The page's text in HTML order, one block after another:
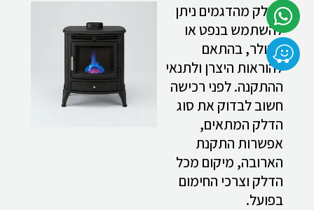
בחלק מהדגמים ניתן
להשתמש בנפט או
בסולר, בהתאם
להוראות היצרן ולתנאי
ההתקנה. לפני רכישה
חשוב לבדוק את סוג
הדלק המתאים,
אפשרות התקנת
הארובה, מיקום מכל
הדלק וצרכי החימום
בפועל.